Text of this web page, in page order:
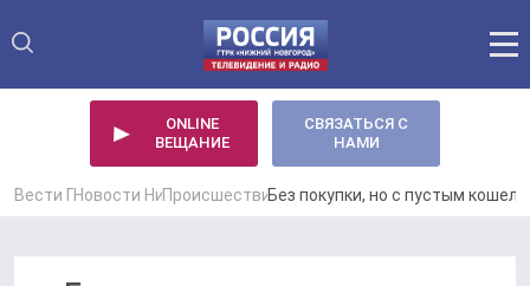
ONLINE
ВЕЩАНИЕ
СВЯЗАТЬСЯ С
НАМИ
Вести Приволжье
Новости Нижнего Новгорода
Происшествия Нижнего Новгорода
Без покупки, но с пустым